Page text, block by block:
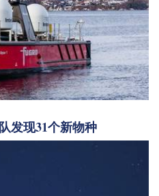
发现31个新物种